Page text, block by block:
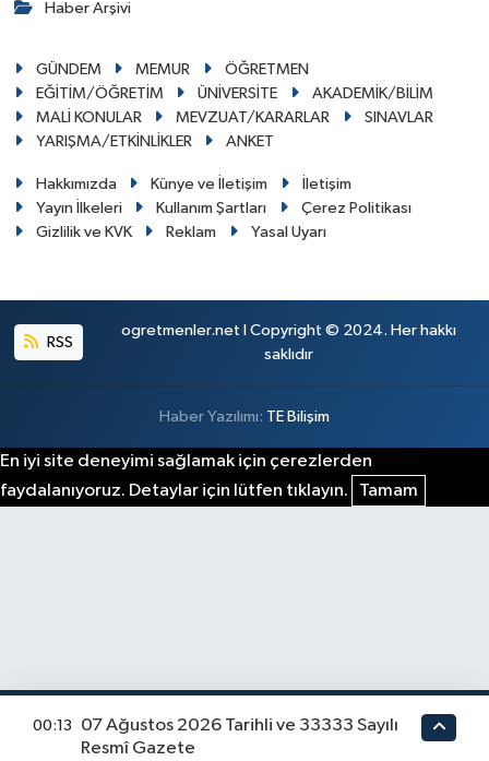
Haber Arşivi
GÜNDEM MEMUR
ÖĞRETMEN
EĞİTİM/ÖĞRETİM
ÜNİVERSİTE
AKADEMİK/BİLİM
MALİ KONULAR
MEVZUAT/KARARLAR
SINAVLAR
YARIŞMA/ETKİNLİKLER
ANKET
Hakkımızda Künye ve İletişim
İletişim
Yayın İlkeleri
Kullanım Şartları
Çerez Politikası
Gizlilik ve KVK
Reklam Yasal Uyarı
RSS
ogretmenler.net I Copyright © 2024. Her hakkı
saklıdır
Haber Yazılımı: TE Bilişim
En iyi site deneyimi sağlamak için çerezlerden
faydalanıyoruz. Detaylar için lütfen tıklayın.
Tamam
00:13
07 Ağustos 2026 Tarihli ve 33333 Sayılı
Resmî Gazete